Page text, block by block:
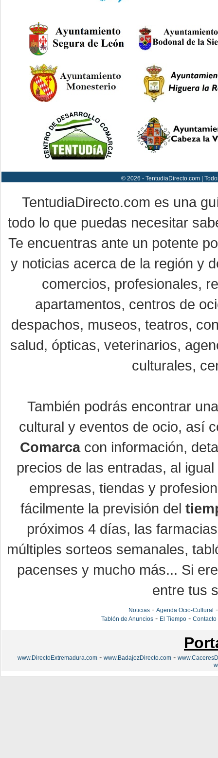
© 2026 - TentudiaDirecto.com |
TentudiaDirecto.com es una
todo lo que puedas necesitar
Te encuentras ante un potente
y noticias acerca de la región y
comercios, profesionales,
apartamentos, centros de
despachos, museos, teatros,
salud, ópticas, veterinarios,
culturales,
También podrás encontrar
cultural y eventos de ocio, así
Comarcacon información,
precios de las entradas, al
empresas, tiendas y
fácilmente la previsión del
próximos 4 días, las
múltiples sorteos semanales,
pacenses y mucho más... Si
entre tus
Noticias- Agenda Ocio-Cultural
Tablón de Anuncios- El Tiempo- Contacto
www.DirectoExtremadura.com - www.BadajozDirecto.com -